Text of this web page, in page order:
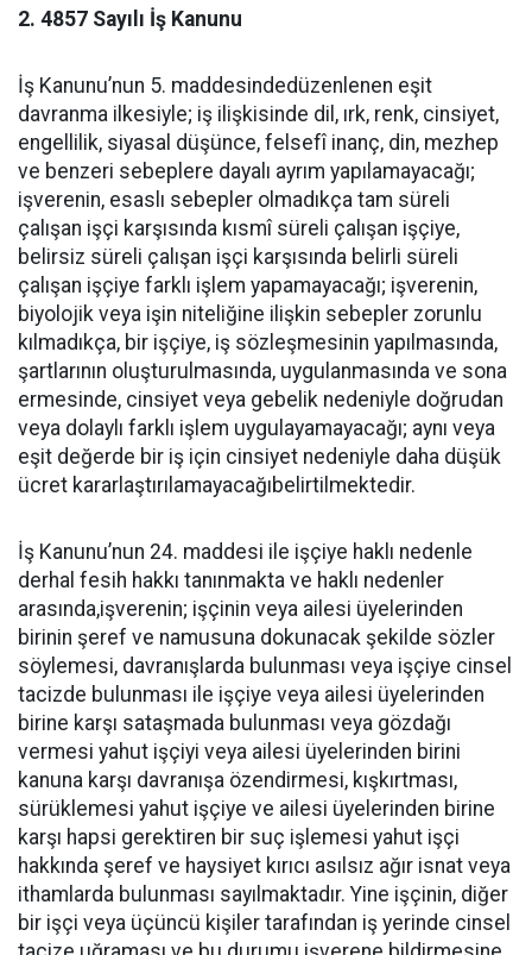
2. 4857 Sayılı İş Kanunu
İş Kanunu’nun 5. maddesindedüzenlenen eşit
davranma ilkesiyle; iş ilişkisinde dil, ırk, renk, cinsiyet,
engellilik, siyasal düşünce, felsefî inanç, din, mezhep
ve benzeri sebeplere dayalı ayrım yapılamayacağı;
işverenin, esaslı sebepler olmadıkça tam süreli
çalışan işçi karşısında kısmî süreli çalışan işçiye,
belirsiz süreli çalışan işçi karşısında belirli süreli
çalışan işçiye farklı işlem yapamayacağı; işverenin,
biyolojik veya işin niteliğine ilişkin sebepler zorunlu
kılmadıkça, bir işçiye, iş sözleşmesinin yapılmasında,
şartlarının oluşturulmasında, uygulanmasında ve sona
ermesinde, cinsiyet veya gebelik nedeniyle doğrudan
veya dolaylı farklı işlem uygulayamayacağı; aynı veya
eşit değerde bir iş için cinsiyet nedeniyle daha düşük
ücret kararlaştırılamayacağıbelirtilmektedir.
İş Kanunu’nun 24. maddesi ile işçiye haklı nedenle
derhal fesih hakkı tanınmakta ve haklı nedenler
arasında,işverenin; işçinin veya ailesi üyelerinden
birinin şeref ve namusuna dokunacak şekilde sözler
söylemesi, davranışlarda bulunması veya işçiye cinsel
tacizde bulunması ile işçiye veya ailesi üyelerinden
birine karşı sataşmada bulunması veya gözdağı
vermesi yahut işçiyi veya ailesi üyelerinden birini
kanuna karşı davranışa özendirmesi, kışkırtması,
sürüklemesi yahut işçiye ve ailesi üyelerinden birine
karşı hapsi gerektiren bir suç işlemesi yahut işçi
hakkında şeref ve haysiyet kırıcı asılsız ağır isnat veya
ithamlarda bulunması sayılmaktadır. Yine işçinin, diğer
bir işçi veya üçüncü kişiler tarafından iş yerinde cinsel